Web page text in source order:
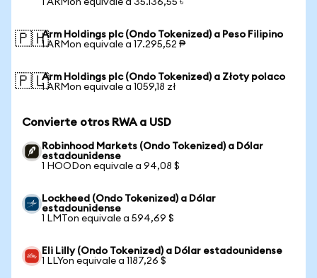
1 ARMon equivale a 35.136,55 ৳
🇵🇭Arm Holdings plc (Ondo Tokenized) a Peso Filipino
1 ARMon equivale a 17.295,52 ₱
🇵🇱Arm Holdings plc (Ondo Tokenized) a Złoty polaco
1 ARMon equivale a 1059,18 zł
Convierte otros RWA a USD
Robinhood Markets (Ondo Tokenized) a Dólar
estadounidense
1 HOODon equivale a 94,08 $
Lockheed (Ondo Tokenized) a Dólar
estadounidense
1 LMTon equivale a 594,69 $
Eli Lilly (Ondo Tokenized) a Dólar estadounidense
1 LLYon equivale a 1187,26 $